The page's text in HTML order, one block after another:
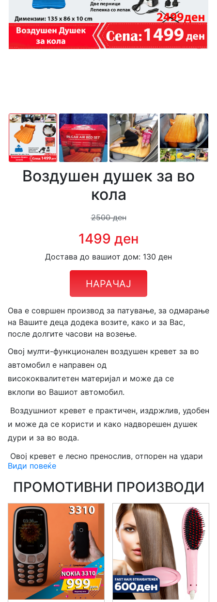
Воздушен душек за во
кола
2500 ден
1499 ден
Достава до вашиот дом: 130 ден
НАРАЧАЈ
Ова е совршен производ за патување, за одмарање
на Вашите деца додека возите, како и за Вас,
после долгите часови на возење.
Овој мулти-функционален воздушен кревет за во
автомобил е направен од
висококвалитетен материјал и може да се
вклопи во Вашиот автомобил.
Воздушниот кревет е практичен, издржлив, удобен
и може да се користи и како надворешен душек
дури и за во вода.
Овој кревет е лесно пренослив, отпорен на удари
и влага, еколошки производ, лесен за чистење со
мала тежина и можност за преклопување.
Карактеристики:
- Д а несе д ра со остри предмети или цигари.
-Воздухот во производот може да трае околу 10
часа.
- Можете повторно да го напумпате после10 часа
Види повеќе
ПРОМОТИВНИ ПРОИЗВОДИ